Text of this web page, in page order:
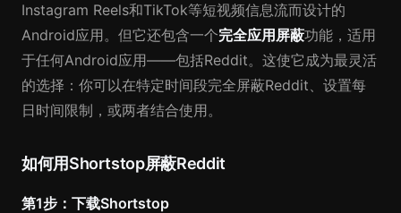
Instagram Reels和TikTok等短视频信息流而设计的
Android应用。但它还包含一个完全应用屏蔽功能，适用
于任何Android应用——包括Reddit。这使它成为最灵活
的选择：你可以在特定时间段完全屏蔽Reddit、设置每
日时间限制，或两者结合使用。
如何用Shortstop屏蔽Reddit
第1步：下载Shortstop